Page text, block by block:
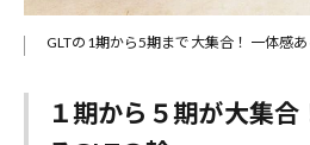
GLTの1期から5期まで大集合！ 一体感
１期から５期が大集